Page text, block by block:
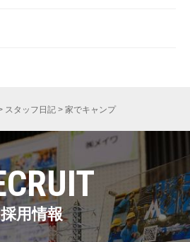
スタッフ日記 > 家でキャンプ
採用情報